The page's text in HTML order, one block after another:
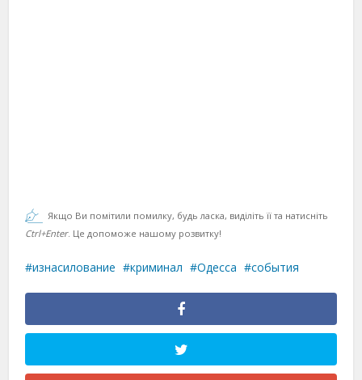
Якщо Ви помітили помилку, будь ласка, виділіть її та натисніть
Ctrl+Enter. Це допоможе нашому розвитку!
изнасилование криминал Одесса события